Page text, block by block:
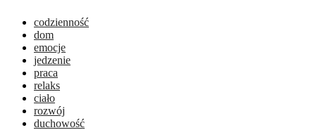
codzienność
dom
emocje
jedzenie
praca
relaks
ciało
rozwój
duchowość